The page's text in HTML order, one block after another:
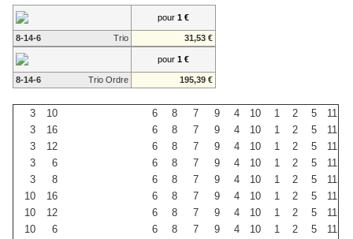
pour 1 €
8-14-6 Trio 31,53 €
pour 1 €
8-14-6 Trio Ordre 195,39 €
3 10 6 8 7 9 4 10 1 2 5
11
3
16 6 8 7 9 4 10 1 2 5
11
3
12 6 8 7 9 4 10 1 2 5
11
3
6 6 8 7 9 4 10 1 2 5
11
3
8 6 8 7 9 4 10 1 2 5
11
10
16 6 8 7 9 4 10 1 2 5
11
10
12 6 8 7 9 4 10 1 2 5
11
10
6 6 8 7 9 4 10 1 2 5
11